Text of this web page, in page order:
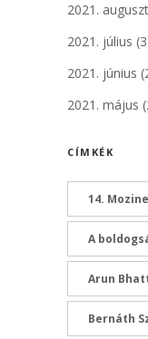
2021.
2021. július
2021. június
2021. május
CÍMKÉK
14.
A
Arun
Bernáth